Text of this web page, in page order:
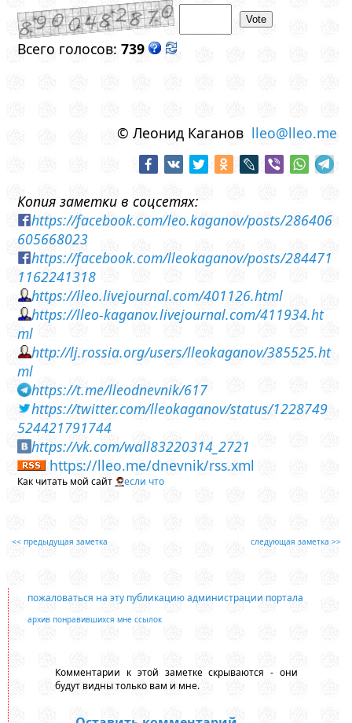
Всего голосов: 739
© Леонид Каганов lleo@lleo.me
Копия заметки в соцсетях:
https://facebook.com/leo.kaganov/posts/286406
605668023
https://facebook.com/lleokaganov/posts/284471
1162241318
https://lleo.livejournal.com/401126.html
https://lleo-kaganov.livejournal.com/411934.ht
ml
http://lj.rossia.org/users/lleokaganov/385525.ht
ml
https://t.me/lleodnevnik/617
https://twitter.com/lleokaganov/status/1228749
524421791744
https://vk.com/wall83220314_2721
https://lleo.me/dnevnik/rss.xml
Как читать мой сайт если что
<< предыдущая заметка следующая заметка >>
пожаловаться на эту публикацию администрации портала
архив понравившихся мне ссылок
Комментарии к этой заметке скрываются - они
будут видны только вам и мне.